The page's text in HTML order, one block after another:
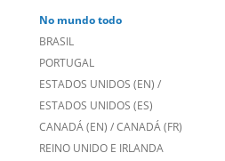
No mundo todo
BRASIL
PORTUGAL
ESTADOS UNIDOS (EN) /
ESTADOS UNIDOS (ES)
CANADÁ (EN) /CANADÁ (FR)
REINO UNIDO E IRLANDA